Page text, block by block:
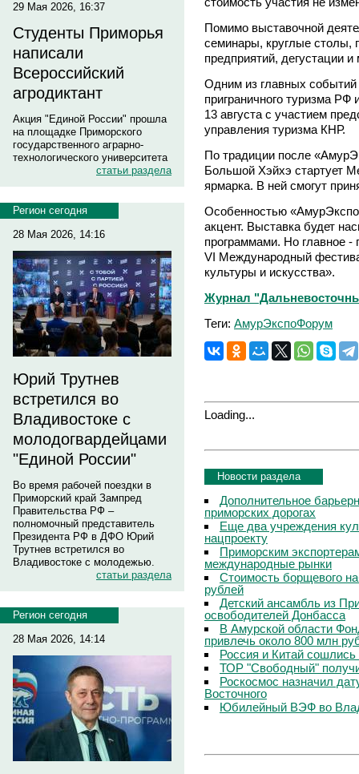
29 Мая 2026, 16:37
Студенты Приморья
написали
Всероссийский
агродиктант
Акция "Единой России" прошла
на площадке Приморского
государственного аграрно-
технологического университета
статьи раздела
Регион сегодня
28 Мая 2026, 14:16
Юрий Трутнев
встретился во
Владивостоке с
молодогвардейцами
"Единой России"
Во время рабочей поездки в
Приморский край Зампред
Правительства РФ –
полномочный представитель
Президента РФ в ДФО Юрий
Трутнев встретился во
Владивостоке с молодежью.
статьи раздела
Регион сегодня
28 Мая 2026, 14:14
Помимо выставочной
семинары, круглые столы,
предприятий, дегустации и
Одним из главных событий
приграничного туризма РФ
13 августа с участием
управления туризма КНР.
По традиции после
Большой Хэйхэ стартует
ярмарка. В ней смогут
Особенностью
акцент. Выставка будет
программами. Но главное -
VI Международный
культуры и искусства».
Журнал
Теги: АмурЭкспоФорум
Loading...
Новости раздела
Дополнительное
приморских дорогах
Еще два учреждения
нацпроекту
Приморским
международные рынки
Стоимость борщевого
рублей
Детский ансамбль из
освободителей Донбасса
В Амурской области
привлечь около 800 млн
Россия и Китай сошлись
ТОР "Свободный"
Роскосмос назначил
Восточного
Юбилейный ВЭФ во